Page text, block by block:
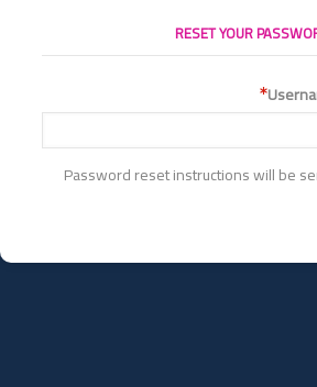
RESET YOUR
Password reset instructions will be